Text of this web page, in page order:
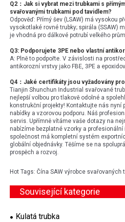
Q2：Jak si vybrat mezi trubkami s
svařovanými trubkami pod tavidlem?
Odpověď: Přímý šev (LSAW) má vysokou
vysokotlaké rovné trubky; spirála (SSAW)
je vhodná pro dálkové potrubí velkého
Q3: Podporujete 3PE nebo vlastní
A: Plně to podpořte. V závislosti na
antikorozní vrstvy jako FBE, 3PE a
Q4：Jaké certifikáty jsou vyžadovány
Tianjin Shunchun Industrial svařované
nejlepší volbou pro tlakově odolné a
konstrukční projekty! Kontaktujte nás nyní
nabídky a vzorovou podporu. Náš
servis. Upřímně vítáme vaše dotazy na
nabízíme bezplatné vzorky a profesionální
společnost má kompletní systém
globální objednávky. Těšíme se na
prospěch a rozvoj.
Hot Tags: Čína SAW výrobce
Související kategorie
Kulatá trubka